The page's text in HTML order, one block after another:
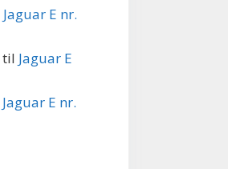
Jaguar E nr.
til Jaguar E
Jaguar E nr.